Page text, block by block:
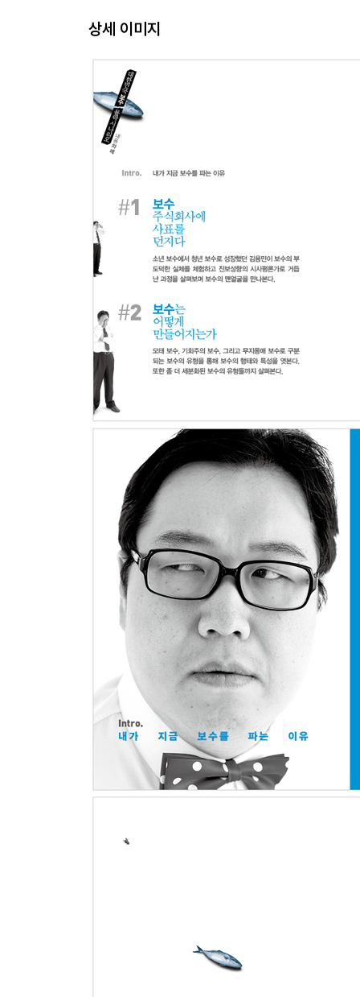
정권 초기, 기선을 제압하라
보수의 위기탈출 비법
보수가 '뼛속까지 친일 친미'일 수 없는 이유
김종훈은 어떻게 노무현을 속였는가
보수를 위해서라면 하나님도 팝니다
하나님을 팔아 학교를 얻은 교회
2012년, 기회주의 보수에게 심판의 날이 온다
국민주권 앞에 보수는 벌벌 떤다
보수의 자만심, 오버액션을 부른다
기회주의 보수의 대박 선물, 곽노현 수사
박근혜의 침묵, 보수 전체의 위기로 번진다
한나라당, 빅뱅은 없다
뉴(New)하지 않은 뉴라이트의 슬픔
공부 안 하는 보수, 몰락을 재촉한다
20대, 각성하다
Outro. 당당하게, 그리고 유쾌하게
등을 보이지 마라! 당당해야 이긴다 | 즐겁게 싸워
#부록 보수 완전정복을 위한 추천도서
상세 이미지